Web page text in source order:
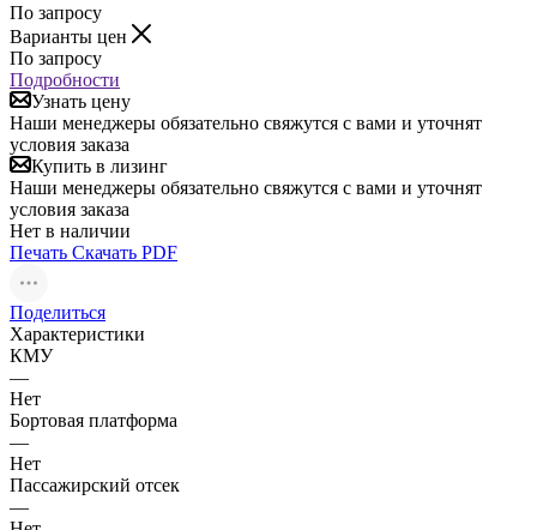
По запросу
Варианты цен
По запросу
Подробности
Узнать цену
Наши менеджеры обязательно свяжутся с вами и уточнят
условия заказа
Купить в лизинг
Наши менеджеры обязательно свяжутся с вами и уточнят
условия заказа
Нет в наличии
Печать Скачать PDF
Поделиться
Характеристики
КМУ
—
Нет
Бортовая платформа
—
Нет
Пассажирский отсек
—